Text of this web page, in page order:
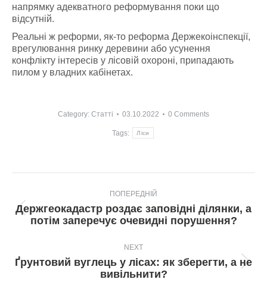
напрямку адекватного реформування поки що
відсутній.
Реальні ж реформи, як-то реформа Держекоінспекції,
врегулювання ринку деревини або усунення
конфлікту інтересів у лісовій охороні, припадають
пилом у владних кабінетах.
Category: Статті 03.10.2022 0 Comments
Tags: Ліси
navigation
ПОПЕРЕДНІЙ
Попередній
пост:
Держгеокадастр роздає заповідні ділянки, а
потім заперечує очевидні порушення?
NEXT
Next
post:
Ґрунтовий вуглець у лісах: як зберегти, а не
вивільнити?